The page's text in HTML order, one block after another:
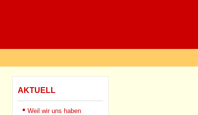
AKTUELL
Weil wir uns haben